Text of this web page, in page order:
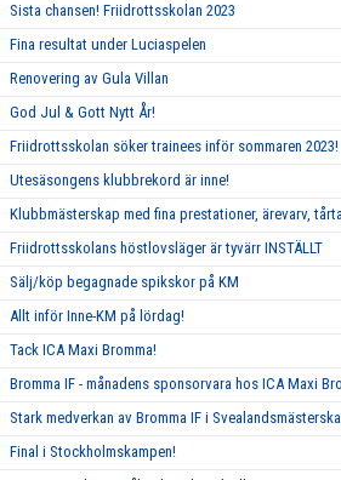
Sista chansen! Friidrottsskolan 2023
Fina resultat under Luciaspelen
Renovering av Gula Villan
God Jul & Gott Nytt År!
Friidrottsskolan söker trainees inför sommaren 2023!
Utesäsongens klubbrekord är inne!
Klubbmästerskap med fina prestationer, ärevarv,
Friidrottsskolans höstlovsläger är tyvärr INSTÄLLT
Sälj/köp begagnade spikskor på KM
Allt inför Inne-KM på lördag!
Tack ICA Maxi Bromma!
Bromma IF - månadens sponsorvara hos ICA Maxi
Stark medverkan av Bromma IF i
Final i Stockholmskampen!